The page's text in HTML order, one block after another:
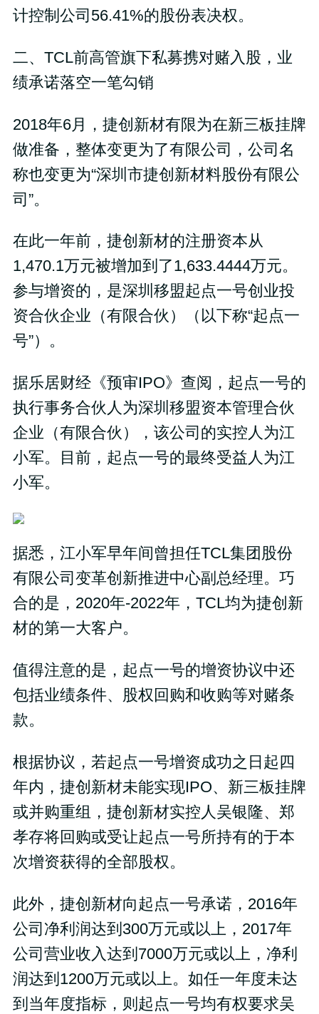
计控制公司56.41%的股份表决权。
二、TCL前高管旗下私募携对赌入股，业
绩承诺落空一笔勾销
2018年6月，捷创新材有限为在新三板挂牌
做准备，整体变更为了有限公司，公司名
称也变更为“深圳市捷创新材料股份有限公
司”。
在此一年前，捷创新材的注册资本从
1,470.1万元被增加到了1,633.4444万元。
参与增资的，是深圳移盟起点一号创业投
资合伙企业（有限合伙）（以下称“起点一
号”）。
据乐居财经《预审IPO》查阅，起点一号的
执行事务合伙人为深圳移盟资本管理合伙
企业（有限合伙），该公司的实控人为江
小军。目前，起点一号的最终受益人为江
小军。
据悉，江小军早年间曾担任TCL集团股份
有限公司变革创新推进中心副总经理。巧
合的是，2020年-2022年，TCL均为捷创新
材的第一大客户。
值得注意的是，起点一号的增资协议中还
包括业绩条件、股权回购和收购等对赌条
款。
根据协议，若起点一号增资成功之日起四
年内，捷创新材未能实现IPO、新三板挂牌
或并购重组，捷创新材实控人吴银隆、郑
孝存将回购或受让起点一号所持有的于本
次增资获得的全部股权。
此外，捷创新材向起点一号承诺，2016年
公司净利润达到300万元或以上，2017年
公司营业收入达到7000万元或以上，净利
润达到1200万元或以上。如任一年度未达
到当年度指标，则起点一号均有权要求吴